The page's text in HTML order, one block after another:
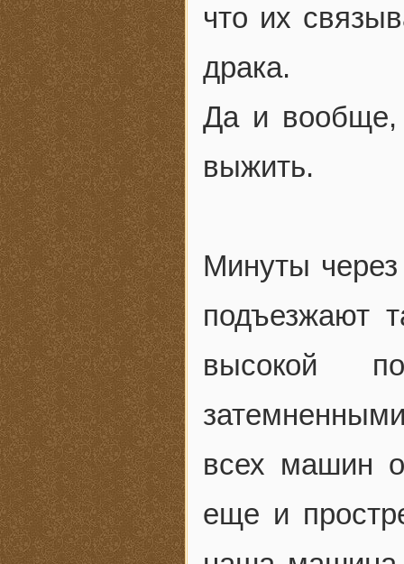
что их
драка.
Да и вообще,
выжить.
Минуты
подъезжают
высокой
всех машин
еще и